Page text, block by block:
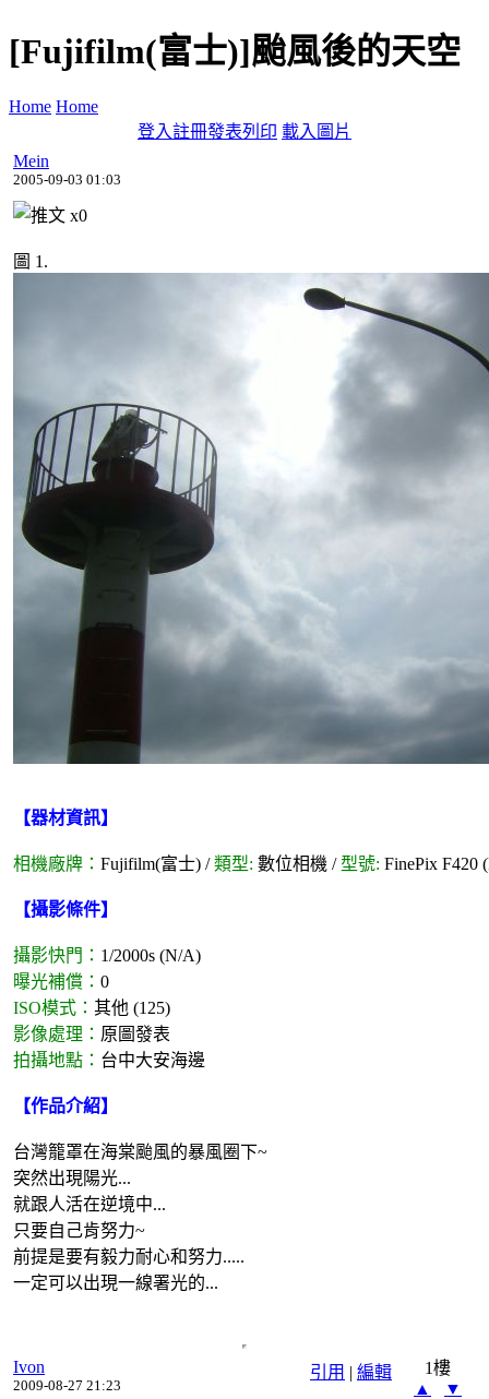
[Fujifilm(富士)]颱風後的天空
Home Home
登入註冊發表列印 載入圖片
Mein
2005-09-03 01:03
x0
圖 1.
【器材資訊】
相機廠牌： Fujifilm(富士) /類型: 數位相機 / 型號: FinePix F420
【攝影條件】
攝影快門： 1/2000s (N/A)
曝光補償： 0
ISO模式： 其他 (125)
影像處理： 原圖發表
拍攝地點： 台中大安海邊
【作品介紹】
台灣籠罩在海棠颱風的暴風圈下~
突然出現陽光...
就跟人活在逆境中...
只要自己肯努力~
前提是要有毅力耐心和努力.....
一定可以出現一線署光的...
引用 | 編輯
Ivon
2009-08-27 21:23
1樓
▲
▼